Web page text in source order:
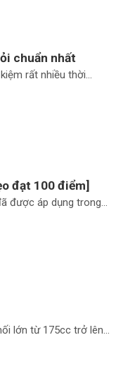
chuẩn nhất
rất nhiều thời...
đạt 100 điểm]
được áp dụng trong...
lớn từ 175cc trở lên...